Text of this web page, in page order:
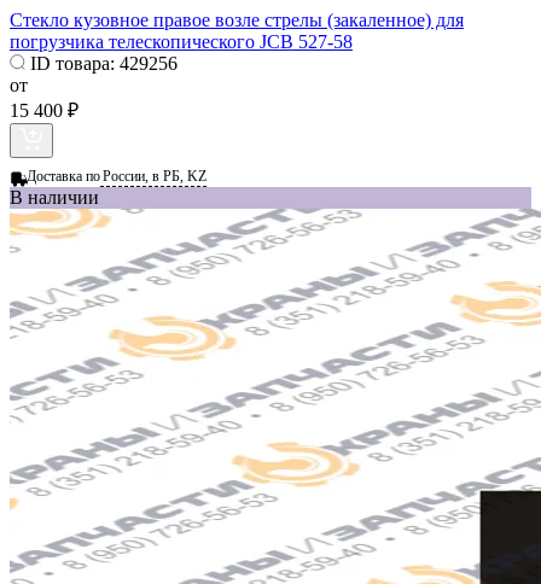
Стекло кузовное правое возле стрелы (закаленное) для
погрузчика телескопического JCB 527-58
ID товара: 429256
от
15 400 ₽
Доставка поРоссии, в РБ, KZ
В наличии